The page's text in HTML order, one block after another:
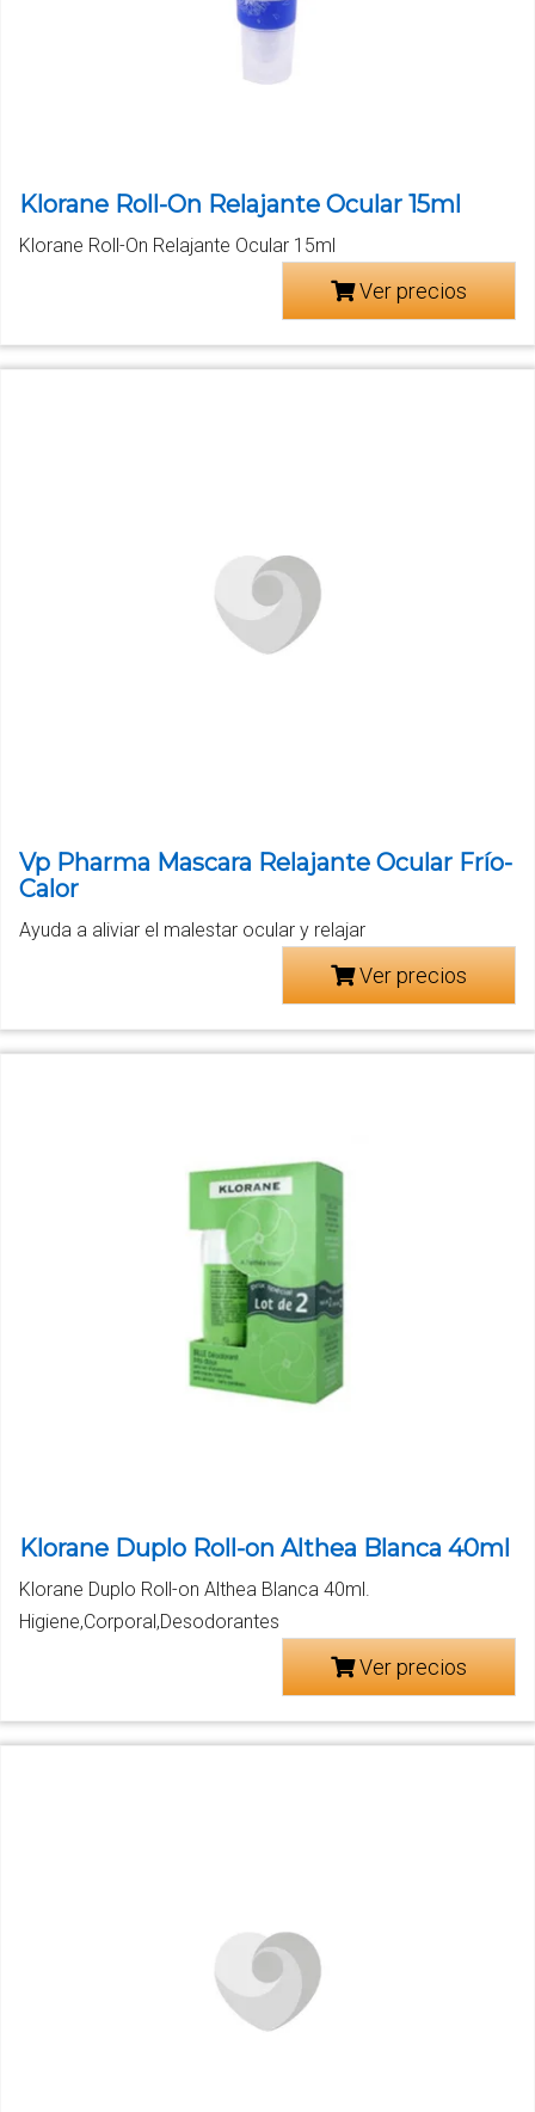
Klorane Roll-On Relajante Ocular 15ml
Klorane Roll-On Relajante Ocular 15ml
Ver precios
Vp Pharma Mascara Relajante Ocular Frío-
Calor
Ayuda a aliviar el malestar ocular y relajar
Ver precios
Klorane Duplo Roll-on Althea Blanca 40ml
Klorane Duplo Roll-on Althea Blanca 40ml.
Higiene,Corporal,Desodorantes
Ver precios